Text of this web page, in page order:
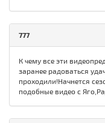
777
К чему все эти
заранее радоваться
проходили!Начнется
подобные видео с